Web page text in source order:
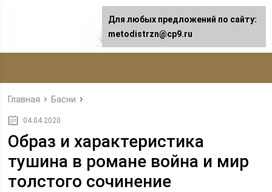
Главная Басни
04.04.2020
Образ и характеристика
тушина в романе война и мир
толстого сочинение
Для любых предложений по сайту:
metodistrzn@cp9.ru